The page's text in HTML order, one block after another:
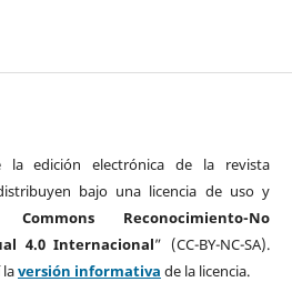
la edición electrónica de la revista
bajo una licencia de uso y
Commons Reconocimiento-No
4.0 Internacional” (CC-BY-NC-SA).
versión informativa de la licencia.